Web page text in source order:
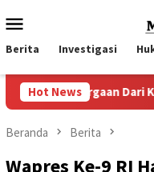
ke
kontenMobile
Berita Investigasi
Hot News
Dari
Beranda Berita
Wapres Ke-9 RI